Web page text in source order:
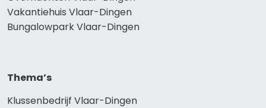
Vakantiehuis Vlaar-Dingen
Bungalowpark Vlaar-Dingen
Thema’s
Klussenbedrijf Vlaar-Dingen